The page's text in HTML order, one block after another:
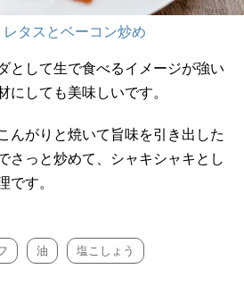
タスとベーコン炒め
として生で食べるイメージが強い
にしても美味しいです。
んがりと焼いて旨味を引き出した
さっと炒めて、シャキシャキとし
です。
油 塩こしょう